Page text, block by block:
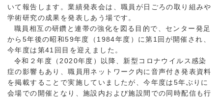
いて報告します。業績発表会は、職員が日ごろの取り組みや
学術研究の成果を発表しあう場です。
職員 相互の研鑽と連帯の強化を図る目的で、センター発足
から5年後の昭和59年度（1984年度）に第1回が開催され、
今年度は第41回目を迎えました。
令和 ２年度（2020年度）以降、新型コロナウイルス感染
症の影響もあり、職員用ネットワーク内に音声付き発表資料
を掲載することで実施していましたが、今年度は5年ぶりに
会場での開催となり、施設内および施設間での同時配信も行